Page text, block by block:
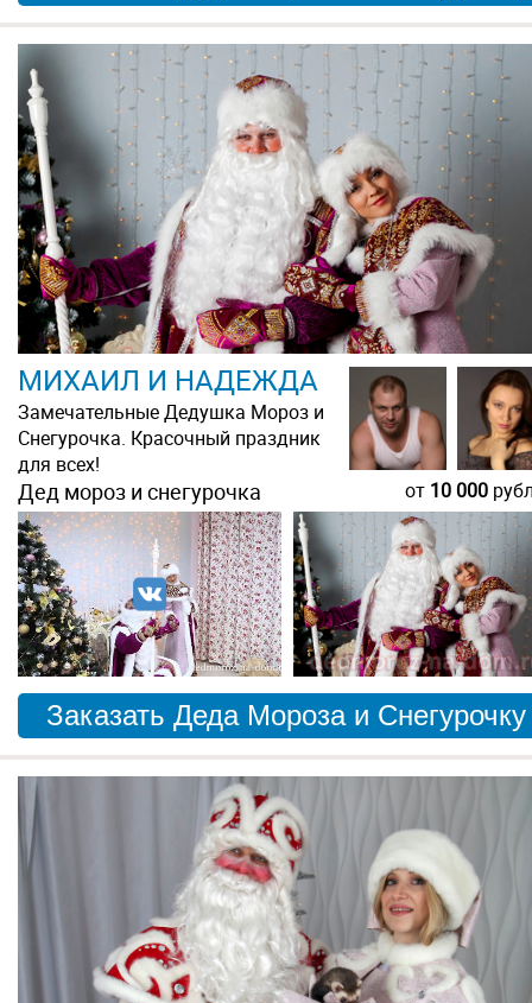
МИХАИЛ И НАДЕЖДА
Замечательные Дедушка Мороз и
Снегурочка. Красочный праздник
для всех!
Дед мороз и снегурочка от 10 000
Заказать Деда Мороза и Снегурочку